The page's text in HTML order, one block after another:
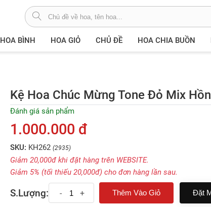
HOA BÌNH HOA GIỎ CHỦ ĐỀ HOA CHIA BUỒN
Kệ Hoa Chúc Mừng Tone Đỏ Mix
Đánh giá sản phẩm
1.000.000 đ
SKU: KH262 (2935)
Giảm 20,000đ khi đặt hàng trên WEBSITE.
Giảm 5% (tối thiếu 20,000đ) cho đơn hàng lần sau.
S.Lượng: - + Đặt